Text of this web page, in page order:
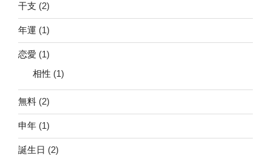
干支 (2)
年運 (1)
恋愛 (1)
相性 (1)
無料 (2)
申年 (1)
誕生日 (2)